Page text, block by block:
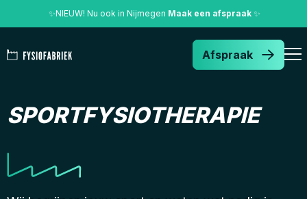
✨NIEUW! Nu ook in Nijmegen Maak een afspraak ✨
Afspraak
SPORTFYSIOTHERAPIE